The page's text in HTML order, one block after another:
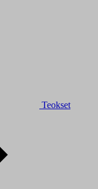
Teokset